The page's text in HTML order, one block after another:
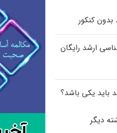
کنکور
ارشد رایگان
باید یکی باشد؟
دیگر